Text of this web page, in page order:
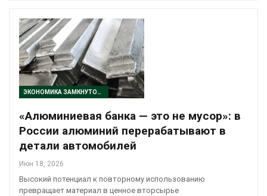
ЭКОНОМИКА ЗАМКНУТОГО ЦИКЛА
«Алюминиевая банка — это не мусор»: в
России алюминий перерабатывают в
детали автомобилей
Июн 18, 2026
Высокий потенциал к повторному использованию
превращает материал в ценное вторсырье